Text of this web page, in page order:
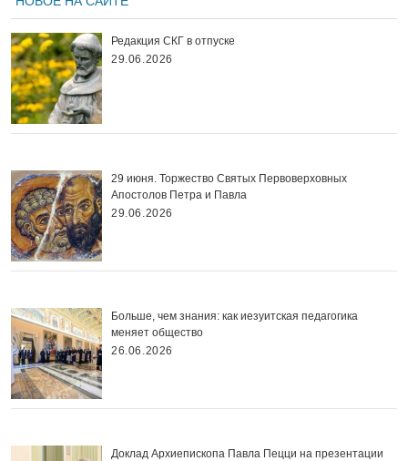
Редакция СКГ в отпуске
29.06.2026
29 июня. Торжество Святых Первоверховных
Апостолов Петра и Павла
29.06.2026
Больше, чем знания: как иезуитская педагогика
меняет общество
26.06.2026
Доклад Архиепископа Павла Пецци на презентации